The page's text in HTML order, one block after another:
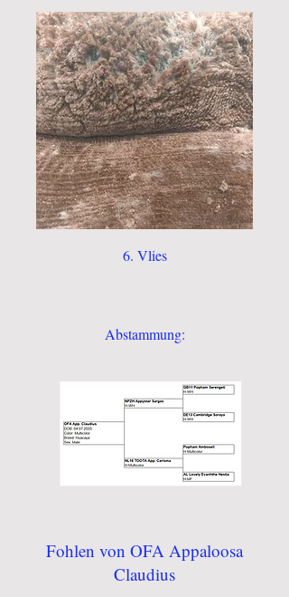
6. Vlies
Abstammung:
Fohlen von OFA Appaloosa
Claudius